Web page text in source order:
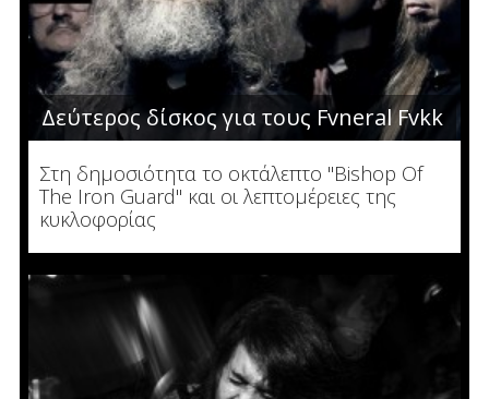
Δεύτερος δίσκος για τους Fvneral Fvkk
Στη δημοσιότητα το οκτάλεπτο "Bishop Of
The Iron Guard" και οι λεπτομέρειες της
κυκλοφορίας